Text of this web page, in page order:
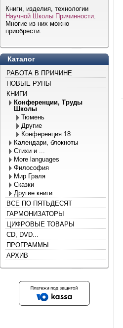
Книги, изделия, технологии
Научной Школы Причинности
Многие из них можно
приобрести.
Каталог
РАБОТА В ПРИЧИНЕ
НОВЫЕ РУНЫ
КНИГИ
Конференции, Труды
Школы
Тюмень
Другие
Конференция 18
Календари, блокноты
Стихи и ...
More languages
Философия
Мир Граля
Сказки
Другие книги
ВСЕ ПО ПЯТЬДЕСЯТ
ГАРМОНИЗАТОРЫ
ЦИФРОВЫЕ ТОВАРЫ
CD, DVD...
ПРОГРАММЫ
АРХИВ